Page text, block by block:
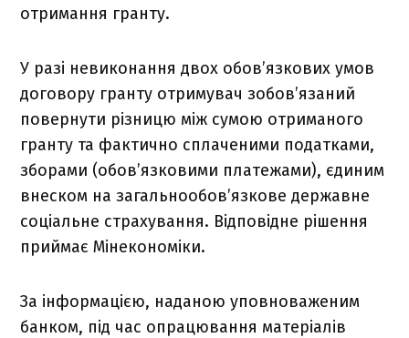
отримання гранту.
У разі невиконання двох обов’язкових умов
договору гранту отримувач зобов’язаний
повернути різницю між сумою отриманого
гранту та фактично сплаченими податками,
зборами (обов’язковими платежами), єдиним
внеском на загальнообов’язкове державне
соціальне страхування. Відповідне рішення
приймає Мінекономіки.
За інформацією, наданою уповноваженим
банком, під час опрацювання матеріалів